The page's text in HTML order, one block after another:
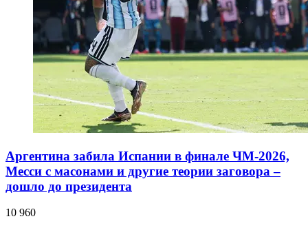
Аргентина забила Испании в финале ЧМ-2026,
Месси с масонами и другие теории заговора –
дошло до президента
10 960